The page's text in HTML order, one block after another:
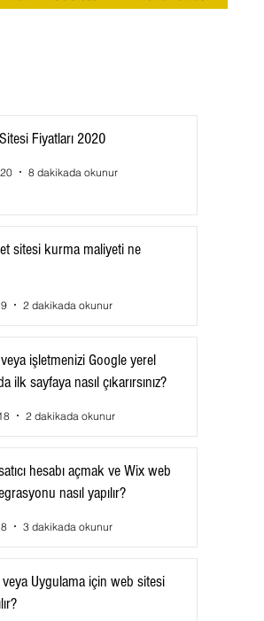
Fiyatları 2020
8 dakikada okunur
sitesi kurma maliyeti ne
2 dakikada okunur
işletmenizi Google yerel
ilk sayfaya nasıl çıkarırsınız?
2 dakikada okunur
hesabı açmak ve Wix web
nasıl yapılır?
3 dakikada okunur
Uygulama için web sitesi